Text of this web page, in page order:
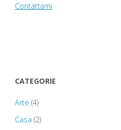
Contattami
CATEGORIE
Arte (4)
Casa (2)